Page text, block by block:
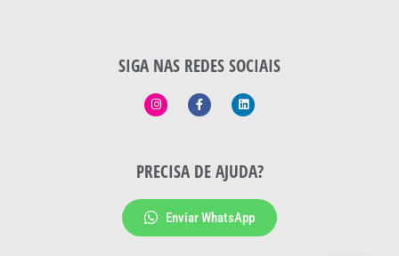
SIGA NAS REDES SOCIAIS
PRECISA DE AJUDA?
Enviar WhatsApp